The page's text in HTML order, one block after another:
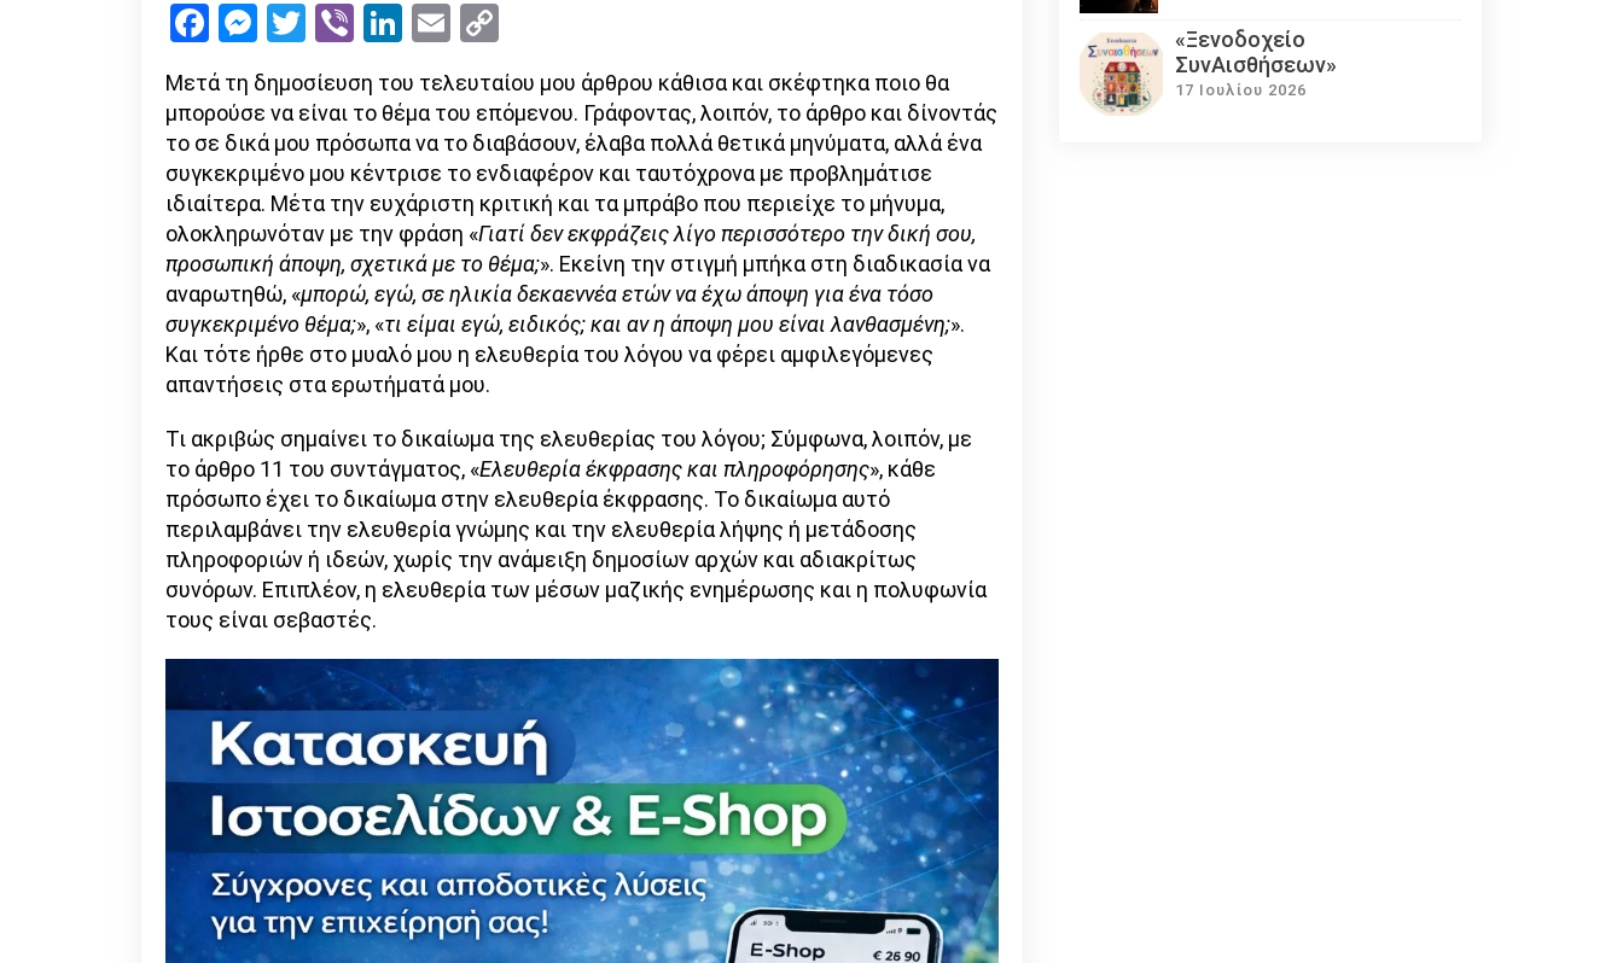
Facebook
Messenger
Twitter
ViberLinkedIn
Email
Link
Μετά τη δημοσίευση του τελευταίου μου άρθρου κάθισα και σκέφτηκα ποιο θα
μπορούσε να είναι το θέμα του επόμενου. Γράφοντας, λοιπόν, το άρθρο και δίνοντάς
το σε δικά μου πρόσωπα να το διαβάσουν, έλαβα πολλά θετικά μηνύματα, αλλά ένα
συγκεκριμένο μου κέντρισε το ενδιαφέρον και ταυτόχρονα με προβλημάτισε
ιδιαίτερα. Μέτα την ευχάριστη κριτική και τα μπράβο που περιείχε το μήνυμα,
ολοκληρωνόταν με την φράση «Γιατί δεν εκφράζεις λίγο περισσότερο την δική σου,
προσωπική άποψη, σχετικά με το θέμα;». Εκείνη την στιγμή μπήκα στη διαδικασία να
αναρωτηθώ, «μπορώ, εγώ, σε ηλικία δεκαεννέα ετών να έχω άποψη για ένα τόσο
συγκεκριμένο θέμα;», «τι είμαι εγώ, ειδικός; και αν η άποψη μου είναι λανθασμένη;».
Και τότε ήρθε στο μυαλό μου η ελευθερία του λόγου να φέρει αμφιλεγόμενες
απαντήσεις στα ερωτήματά μου.
Τι ακριβώς σημαίνει το δικαίωμα της ελευθερίας του λόγου; Σύμφωνα, λοιπόν, με
το άρθρο 11 του συντάγματος, «Ελευθερία έκφρασης και πληροφόρησης», κάθε
πρόσωπο έχει το δικαίωμα στην ελευθερία έκφρασης. Το δικαίωμα αυτό
περιλαμβάνει την ελευθερία γνώμης και την ελευθερία λήψης ή μετάδοσης
πληροφοριών ή ιδεών, χωρίς την ανάμειξη δημοσίων αρχών και αδιακρίτως
συνόρων. Επιπλέον, η ελευθερία των μέσων μαζικής ενημέρωσης και η πολυφωνία
τους είναι σεβαστές.
«Ξενοδοχείο
ΣυνΑισθήσεων»
17 Ιουλίου 2026